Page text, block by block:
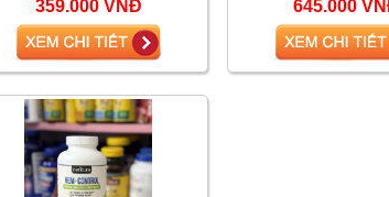
359.000 VNĐ 645.000